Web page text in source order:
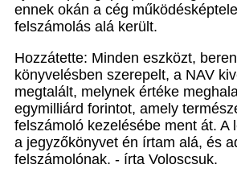
ennek okán a cég
felszámolás alá került.
Hozzátette: Minden eszközt,
könyvelésben szerepelt, a NAV
megtalált, melynek értéke
egymilliárd forintot, amely
felszámoló kezelésébe ment át. A
a jegyzőkönyvet én írtam alá, és
felszámolónak. - írta Voloscsuk.